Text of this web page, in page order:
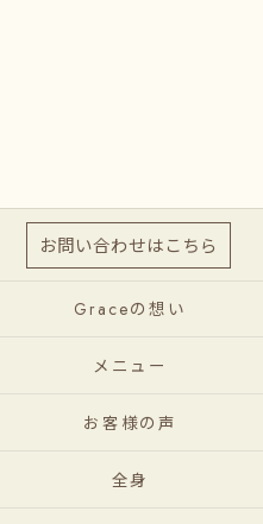
お問い合わせはこちら
Graceの想い
メニュー
お客様の声
全身